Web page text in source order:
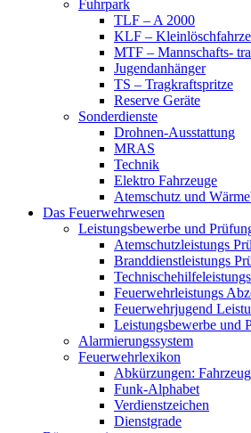
Fuhrpark
TLF – A 2000
KLF –
MTF – Mannschafts-
Jugendanhänger
TS – Tragkraftspritze
Reserve Geräte
Sonderdienste
Drohnen-Ausstattung
MRAS
Technik
Elektro Fahrzeuge
Atemschutz und
Das Feuerwehrwesen
Leistungsbewerbe und
Atemschutzleistungs
Branddienstleistungs
Feuerwehrleistungs
Feuerwehrjugend
Leistungsbewerbe und
Alarmierungssystem
Feuerwehrlexikon
Abkürzungen:
Funk-Alphabet
Verdienstzeichen
Dienstgrade